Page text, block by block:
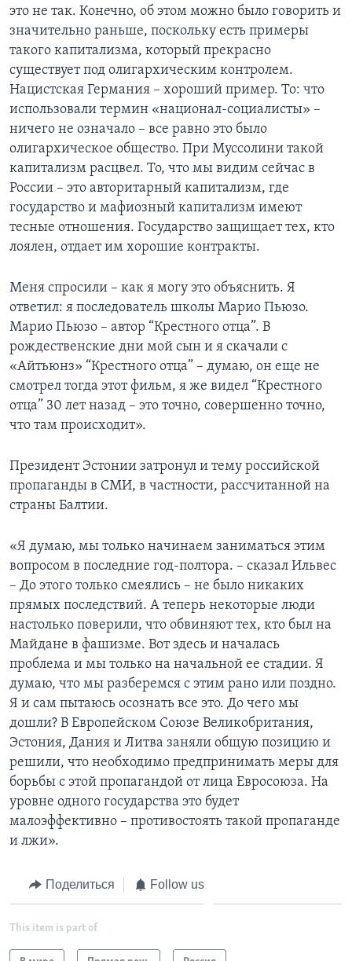
это не так. Конечно, об этом можно было говорить и
значительно раньше, поскольку есть примеры
такого капитализма, который прекрасно
существует под олигархическим контролем.
Нацистская Германия – хороший пример. То: что
использовали термин «национал-социалисты» –
ничего не означало – все равно это было
олигархическое общество. При Муссолини такой
капитализм расцвел. То, что мы видим сейчас в
России – это авторитарный капитализм, где
государство и мафиозный капитализм имеют
тесные отношения. Государство защищает тех, кто
лоялен, отдает им хорошие контракты.
Меня спросили – как я могу это объяснить. Я
ответил: я последователь школы Марио Пьюзо.
Марио Пьюзо – автор “Крестного отца”. В
рождественские дни мой сын и я скачали с
«Айтьюнз» “Крестного отца” – думаю, он еще не
смотрел тогда этот фильм, я же видел “Крестного
отца” 30 лет назад – это точно, совершенно точно,
что там происходит».
Президент Эстонии затронул и тему российской
пропаганды в СМИ, в частности, рассчитанной на
страны Балтии.
«Я думаю, мы только начинаем заниматься этим
вопросом в последние год-полтора. – сказал Ильвес
– До этого только смеялись – не было никаких
прямых последствий. А теперь некоторые люди
настолько поверили, что обвиняют тех, кто был на
Майдане в фашизме. Вот здесь и началась
проблема и мы только на начальной ее стадии. Я
думаю, что мы разберемся с этим рано или поздно.
Я и сам пытаюсь осознать все это. До чего мы
дошли? В Европейском Союзе Великобритания,
Эстония, Дания и Литва заняли общую позицию и
решили, что необходимо предпринимать меры для
борьбы с этой пропагандой от лица Евросоюза. На
уровне одного государства это будет
малоэффективно – противостоять такой пропаганде
и лжи».
Поделиться Follow us
This item is part of